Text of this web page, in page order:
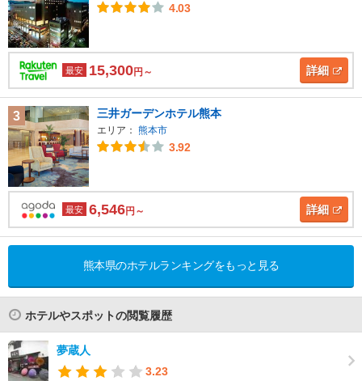
4.03
最安 15,300円～ 詳細
3 三井ガーデンホテル熊本
エリア： 熊本市
3.92
最安 6,546円～ 詳細
熊本県のホテルランキングをもっと見る
ホテルやスポットの閲覧履歴
夢蔵人
3.23